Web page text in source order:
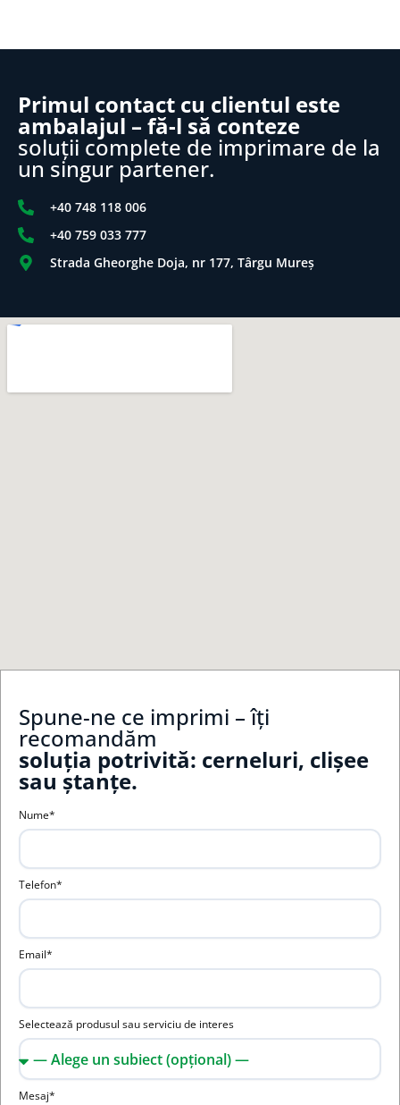
Primul contact cu clientul este
ambalajul – fă-l să conteze
soluții complete de imprimare de la
un singur partener.
+40 748 118 006
+40 759 033 777
Strada Gheorghe Doja, nr 177, Târgu Mureș
Spune-ne ce imprimi – îți
recomandăm
soluția potrivită: cerneluri, clișee
sau ștanțe.
Nume*
Telefon*
Email*
Selectează produsul sau serviciu de interes
Mesaj*